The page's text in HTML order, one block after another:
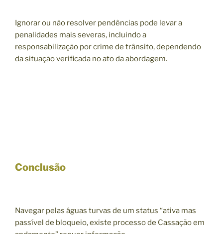
Ignorar ou não resolver pendências pode levar a
penalidades mais severas, incluindo a
responsabilização por crime de trânsito, dependendo
da situação verificada no ato da abordagem.
Conclusão
Navegar pelas águas turvas de um status “ativa mas
passível de bloqueio, existe processo de Cassação em